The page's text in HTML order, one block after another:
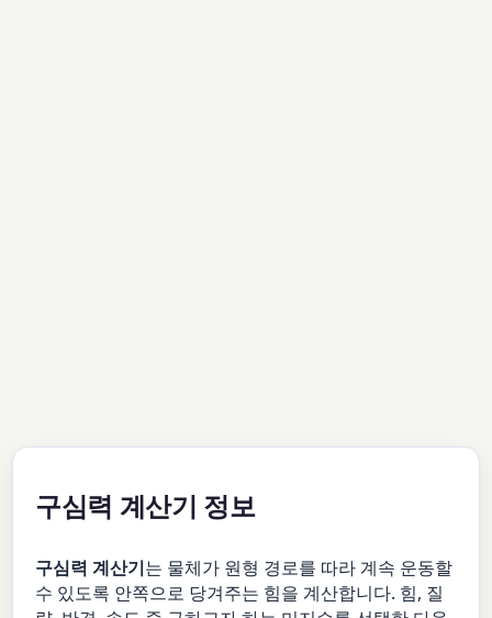
구심력 계산기 정보
구심력 계산기는 물체가 원형 경로를 따라 계속 운동할
수 있도록 안쪽으로 당겨주는 힘을 계산합니다. 힘, 질